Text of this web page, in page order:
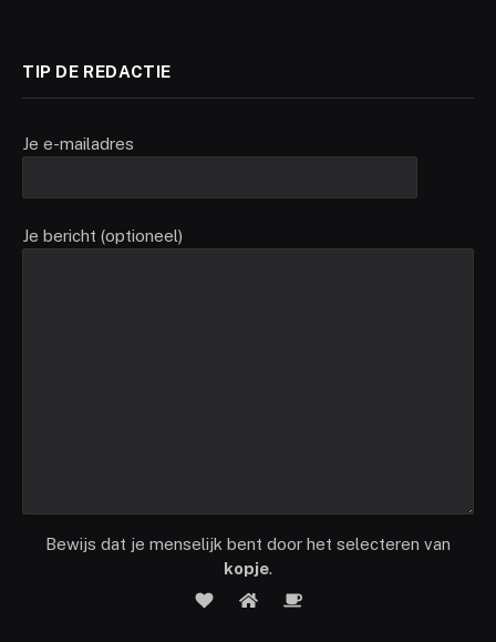
TIP DE REDACTIE
Je e-mailadres
Je bericht (optioneel)
Bewijs dat je menselijk bent door het selecteren van
kopje.